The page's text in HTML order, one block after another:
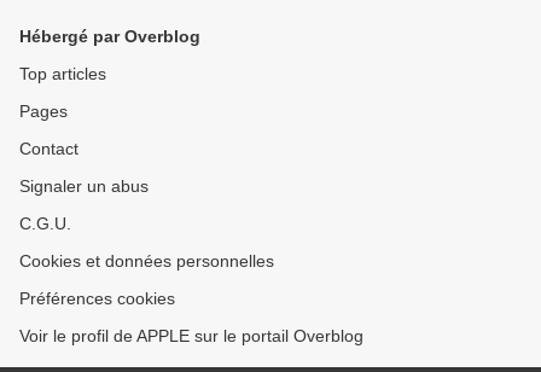
Hébergé par Overblog
Top articles
Pages
Contact
Signaler un abus
C.G.U.
Cookies et données personnelles
Préférences cookies
Voir le profil de APPLE sur le portail Overblog